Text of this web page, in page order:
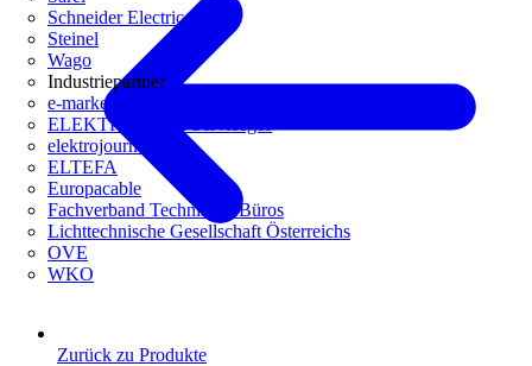
Schneider Electric
Steinel
Wago
Industriepartner
e-marke
ELEKTRO Daten Serviceges
elektrojournal
ELTEFA
Europacable
Fachverband Technische Büros
Lichttechnische Gesellschaft Österreichs
OVE
WKO
Zurück zu Produkte